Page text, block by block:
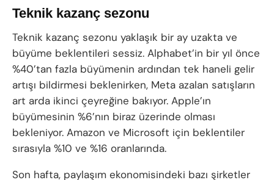
Teknik kazanç sezonu
Teknik kazanç sezonu yaklaşık bir ay uzakta ve
büyüme beklentileri sessiz. Alphabet’in bir yıl önce
%40’tan fazla büyümenin ardından tek haneli gelir
artışı bildirmesi beklenirken, Meta azalan satışların
art arda ikinci çeyreğine bakıyor. Apple’ın
büyümesinin %6’nın biraz üzerinde olması
bekleniyor. Amazon ve Microsoft için beklentiler
sırasıyla %10 ve %16 oranlarında.
Son hafta, paylaşım ekonomisindeki bazı şirketler